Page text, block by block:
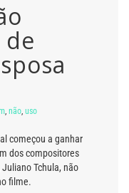
, não, uso
começou a ganhar
dos compositores
Tchula, não
filme.